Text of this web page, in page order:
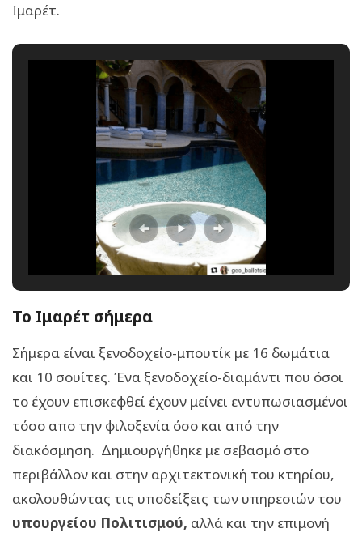
Ιμαρέτ.
Το Ιμαρέτ σήμερα
Σήμερα είναι ξενοδοχείο-μπουτίκ με 16 δωμάτια
και 10 σουίτες. Ένα ξενοδοχείο-διαμάντι που όσοι
το έχουν επισκεφθεί έχουν μείνει εντυπωσιασμένοι
τόσο απο την φιλοξενία όσο και από την
διακόσμηση. Δημιουργήθηκε με σεβασμό στο
περιβάλλον και στην αρχιτεκτονική του κτηρίου,
ακολουθώντας τις υποδείξεις των υπηρεσιών του
υπουργείου Πολιτισμού, αλλά και την επιμονή